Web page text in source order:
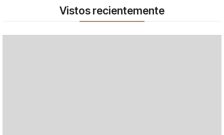
Vistos recientemente